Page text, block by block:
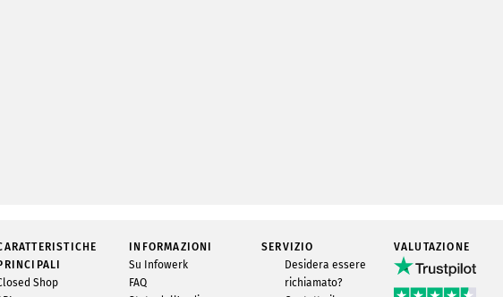
personalizzati su Infowerk. I
sono stampati a 4 colori
Caratteristiche del prodotto
Nuovo
Shop
INFORMAZIONI
Su Infowerk
FAQ
SERVIZIO
Desidera essere
richiamato?
VALUTAZIONE